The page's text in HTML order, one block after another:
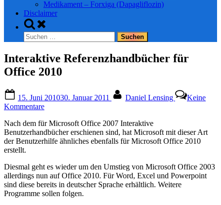
Medikament – Forxiga (Dapagliflozin)
Disclaimer
Toggle
search
form
Suchen
nach:
Interaktive Referenzhandbücher für
Office 2010
on
15. Juni 201030. Januar 2011 Daniel Lensing
Keine
Kommentarezu
Referenzhandbücher
für
Office
Nach dem für Microsoft Office 2007 Interaktive
Benutzerhandbücher erschienen sind, hat Microsoft mit dieser Art
der Benutzerhilfe ähnliches ebenfalls für Microsoft Office 2010
erstellt.
Diesmal geht es wieder um den Umstieg von Microsoft Office 2003
allerdings nun auf Office 2010. Für Word, Excel und Powerpoint
sind diese bereits in deutscher Sprache erhältlich. Weitere
Programme sollen folgen.